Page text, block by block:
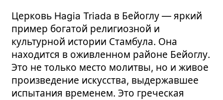
Церковь Hagia Triada в Бейоглу — яркий
пример богатой религиозной и
культурной истории Стамбула. Она
находится в оживленном районе Бейоглу.
Это не только место молитвы, но и живое
произведение искусства, выдержавшее
испытания временем. Это греческая